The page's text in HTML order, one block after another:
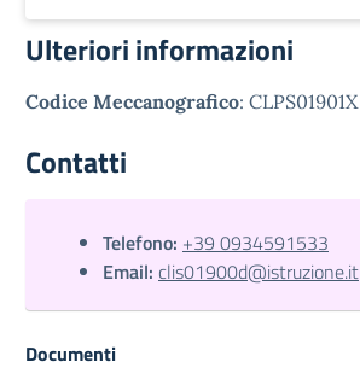
Ulteriori informazioni
Codice Meccanografico: CLPS01901X
Contatti
Telefono: +39 0934591533
Email: clis01900d@istruzione.it
Documenti